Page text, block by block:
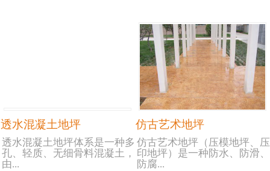
透水混凝土地坪
透水混凝土地坪体系是一种多
孔、轻质、无细骨料混凝土，
由...
仿古艺术地坪
仿古艺术地坪（压模地坪、压
印地坪）是一种防水、防滑、
防腐...